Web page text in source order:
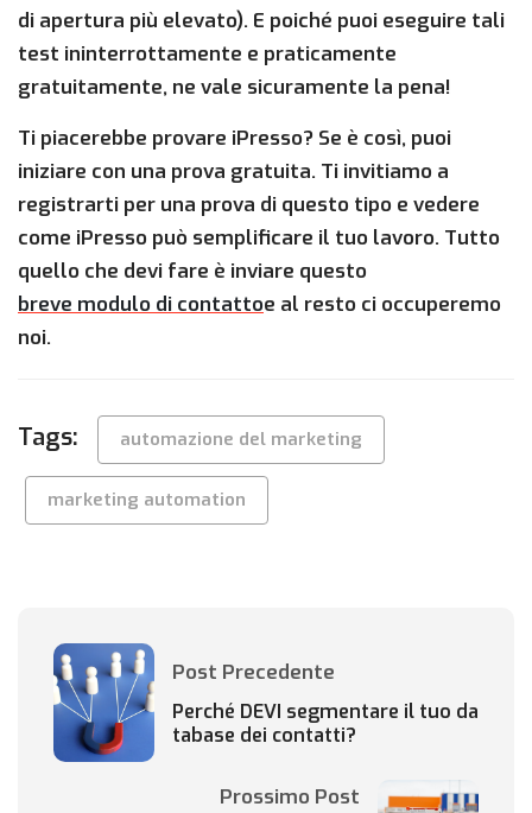
di apertura più elevato). E poiché puoi eseguire tali
test ininterrottamente e praticamente
gratuitamente, ne vale sicuramente la pena!
Ti piacerebbe provare iPresso? Se è così, puoi
iniziare con una prova gratuita. Ti invitiamo a
registrarti per una prova di questo tipo e vedere
come iPresso può semplificare il tuo lavoro. Tutto
quello che devi fare è inviare questo
breve modulo di contattoe al resto ci occuperemo
noi.
Tags: automazione del marketing
marketing automation
Post Precedente
Perché DEVI segmentare il tuo da
tabase dei contatti?
Prossimo Post